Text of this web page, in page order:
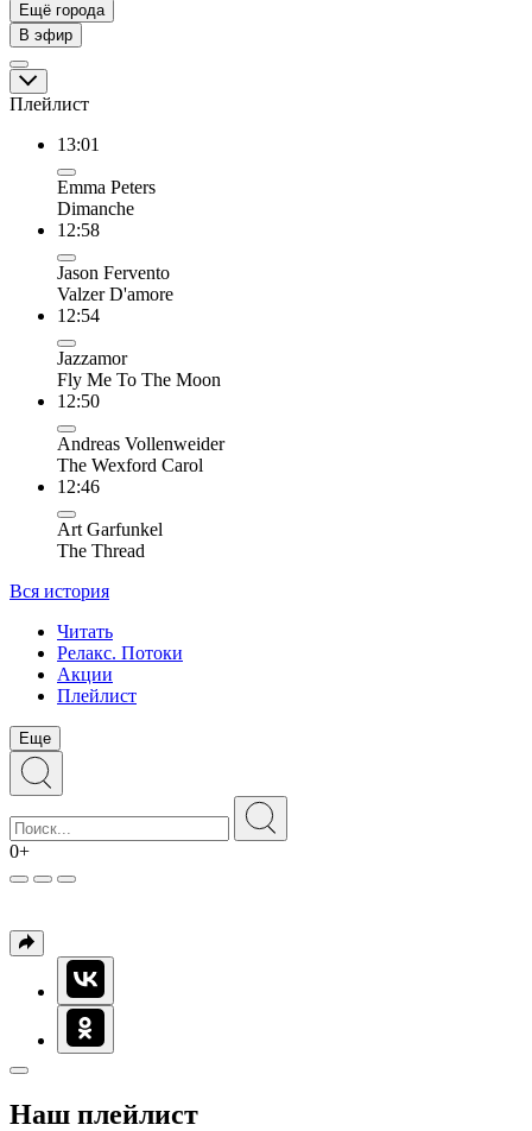
Ещё города
В эфир
Плейлист
13:01
Emma Peters
Dimanche
12:58
Jason Fervento
Valzer D'amore
12:54
Jazzamor
Fly Me To The Moon
12:50
Andreas Vollenweider
The Wexford Carol
12:46
Art Garfunkel
The Thread
Вся история
Читать
Релакс. Потоки
Акции
Плейлист
Еще
0+
Наш плейлист